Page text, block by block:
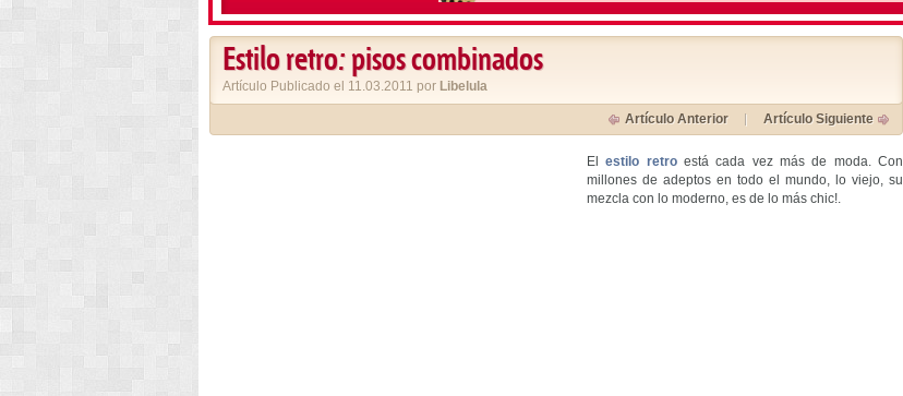
Estilo retro: pisos combinados
Artículo Publicado el 11.03.2011 por Libelula
Artículo Anterior Artículo Siguiente
Elestilo retroestá cada vez más de moda. Con
millones de adeptos en todo el mundo, lo viejo, su
mezcla con lo moderno, es de lo más chic!.